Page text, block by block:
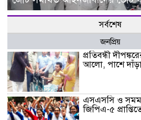
সর্বশেষ
জনপ্রিয়
প্রতিবন্ধী
আলো, পাশে
এসএসসি ও
জিপিএ-৫